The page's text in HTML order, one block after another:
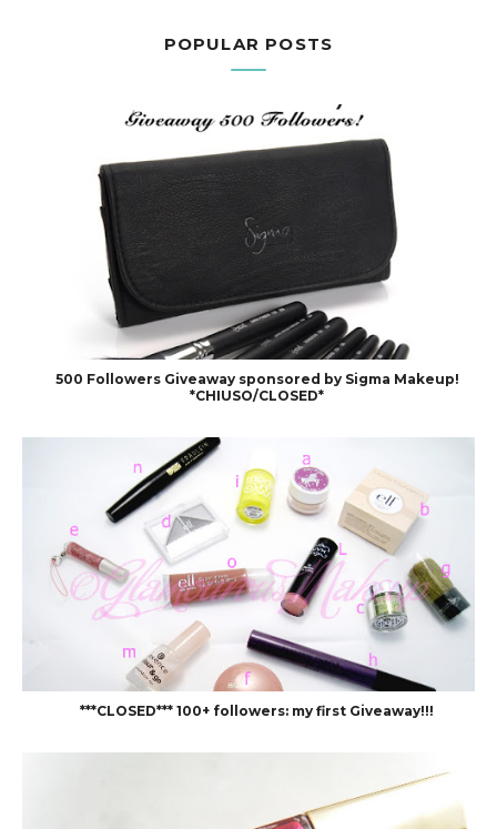
POPULAR POSTS
500 Followers Giveaway sponsored by Sigma Makeup!
*CHIUSO/CLOSED*
***CLOSED*** 100+ followers: my first Giveaway!!!